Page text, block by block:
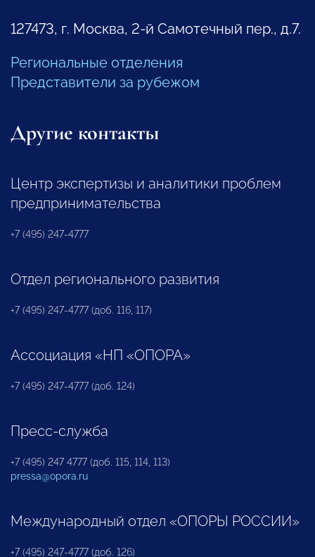
127473, г. Москва, 2-й Самотечный пер., д.7.
Региональные отделения
Представители за рубежом
Другие контакты
Центр экспертизы и аналитики проблем
предпринимательства
+7 (495) 247-4777
Отдел регионального развития
+7 (495) 247-4777 (доб. 116, 117)
Ассоциация «НП «ОПОРА»
+7 (495) 247-4777 (доб. 124)
Пресс-служба
+7 (495) 247 4777 (доб. 115, 114, 113)
pressa@opora.ru
Международный отдел «ОПОРЫ РОССИИ»
+7 (495) 247-4777 (доб. 126)